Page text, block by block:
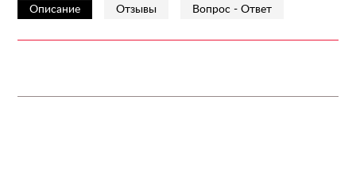
Описание Отзывы Вопрос - Ответ